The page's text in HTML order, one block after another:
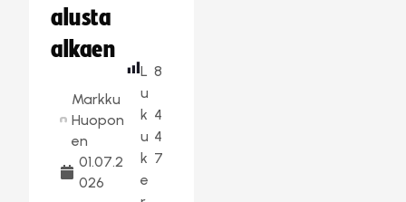
alusta
alkaen
Markku
Huopon
en
01.07.2
026
L
u
k
u
k
e
8
4
4
7